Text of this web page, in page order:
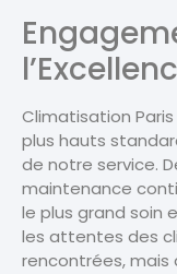
Climatisation Paris
plus hauts
de notre service.
maintenance
le plus grand soin
les attentes des
rencontrées, mais